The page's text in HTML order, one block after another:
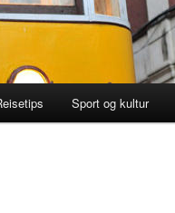
Sport og kultur